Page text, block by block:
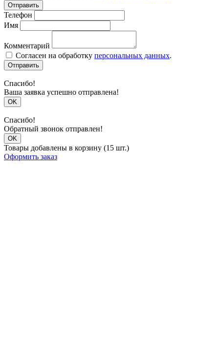
Отправить
Телефон
Имя
Комментарий
Согласен на обработку персональных данных.
Отправить
Спасибо!
Ваша заявка успешно отправлена!
OK
Спасибо!
Обратный звонок отправлен!
OK
Товары добавлены в корзину (15 шт.)
Оформить заказ